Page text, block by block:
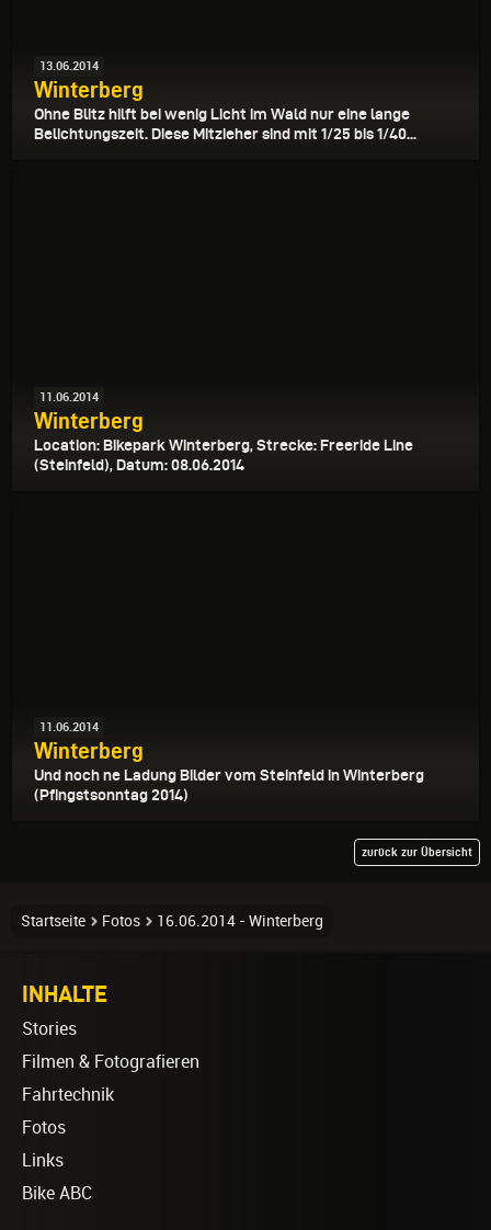
13.06.2014
Winterberg
Ohne Blitz hilft bei wenig Licht im Wald nur eine lange
Belichtungszeit. Diese Mitzieher sind mit 1/25 bis 1/40...
11.06.2014
Winterberg
Location: Bikepark Winterberg, Strecke: Freeride Line
(Steinfeld), Datum: 08.06.2014
11.06.2014
Winterberg
Und noch ne Ladung Bilder vom Steinfeld in Winterberg
(Pfingstsonntag 2014)
zurück zur Übersicht
Startseite Fotos 16.06.2014 - Winterberg
INHALTE
Stories
Filmen & Fotografieren
Fahrtechnik
Fotos
Links
Bike ABC